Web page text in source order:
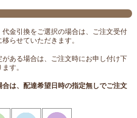
金引換をご選択の場合は、ご注文受付
らせていただきます。
ある場合は、ご注文時にお申し付け下
す。
は、配達希望日時の指定無しでご注文